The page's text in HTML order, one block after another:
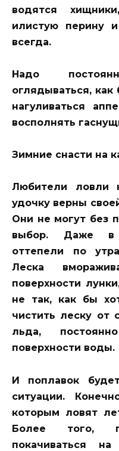
водятся
илистую перину
всегда.
Надо
оглядываться,
нагуливаться
восполнять
Зимние снасти на
Любители ловли
удочку верны
Они не могут без
выбор. Даже в
оттепели по
Леска
поверхности
не так, как бы
чистить леску от
льда,
поверхности воды.
И поплавок
ситуации.
которым ловят
Более того,
покачиваться